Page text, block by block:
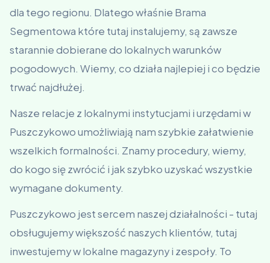
dla tego regionu. Dlatego właśnie Brama
Segmentowa które tutaj instalujemy, są zawsze
starannie dobierane do lokalnych warunków
pogodowych. Wiemy, co działa najlepiej i co będzie
trwać najdłużej.
Nasze relacje z lokalnymi instytucjami i urzędami w
Puszczykowo umożliwiają nam szybkie załatwienie
wszelkich formalności. Znamy procedury, wiemy,
do kogo się zwrócić i jak szybko uzyskać wszystkie
wymagane dokumenty.
Puszczykowo jest sercem naszej działalności - tutaj
obsługujemy większość naszych klientów, tutaj
inwestujemy w lokalne magazyny i zespoły. To